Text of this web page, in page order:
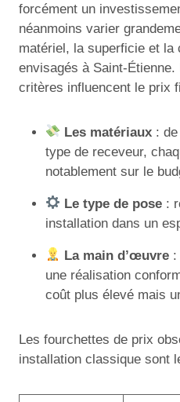
forcément un
néanmoins varier
matériel, la superficie et la
envisagés à Saint-Étienne.
critères influencent le prix
Les matériaux :
type de receveur,
notablement sur le
Le type de pose :
installation dans un
La main d’œuvre :
une réalisation
coût plus élevé mais
Les fourchettes de prix
installation classique sont